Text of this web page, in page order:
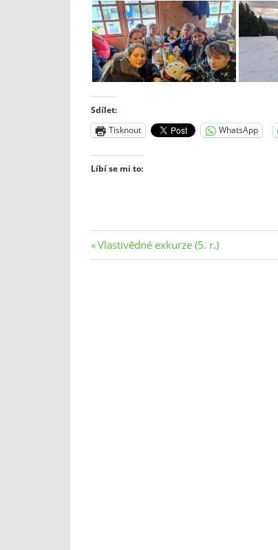
Sdílet:
Tisknout
WhatsApp
Líbí se mi to:
Navigace
Previous
Post:
Vlastivědné exkurze (5. r.)